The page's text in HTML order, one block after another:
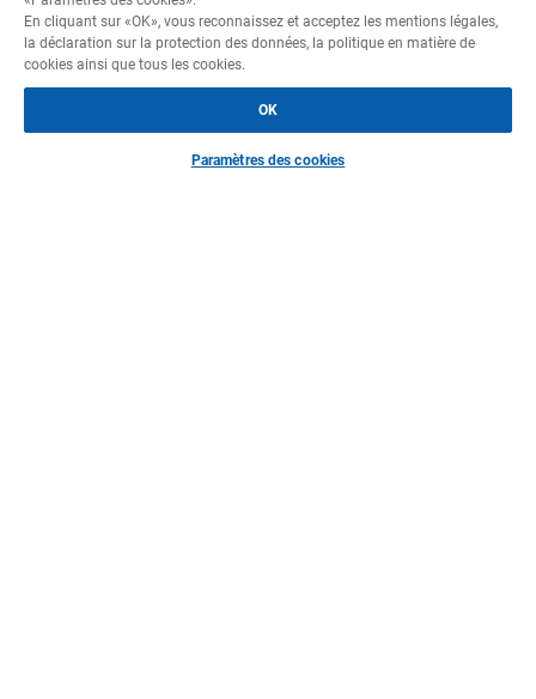
En cliquant sur «OK», vous reconnaissez et acceptez les mentions légales,
la déclaration sur la protection des données, la politique en matière de
cookies ainsi que tous les cookies.
OK
Paramètres des cookies